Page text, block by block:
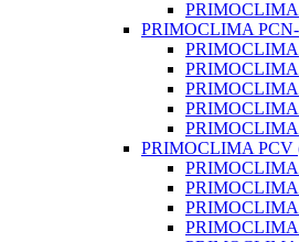
PRIMOCLIMA
PRIMOCLIMA PCN-
PRIMOCLIMA
PRIMOCLIMA
PRIMOCLIMA
PRIMOCLIMA
PRIMOCLIMA
PRIMOCLIMA PCV
PRIMOCLIMA
PRIMOCLIMA
PRIMOCLIMA
PRIMOCLIMA